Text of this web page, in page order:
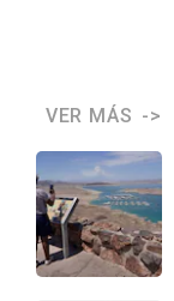
VER MÁS